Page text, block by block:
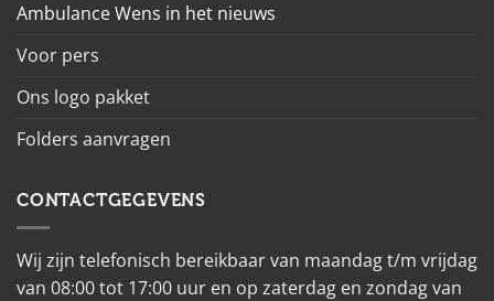
Ambulance Wens in het nieuws
Voor pers
Ons logo pakket
Folders aanvragen
CONTACTGEGEVENS
Wij zijn telefonisch bereikbaar van maandag t/m vrijdag
van 08:00 tot 17:00 uur en op zaterdag en zondag van